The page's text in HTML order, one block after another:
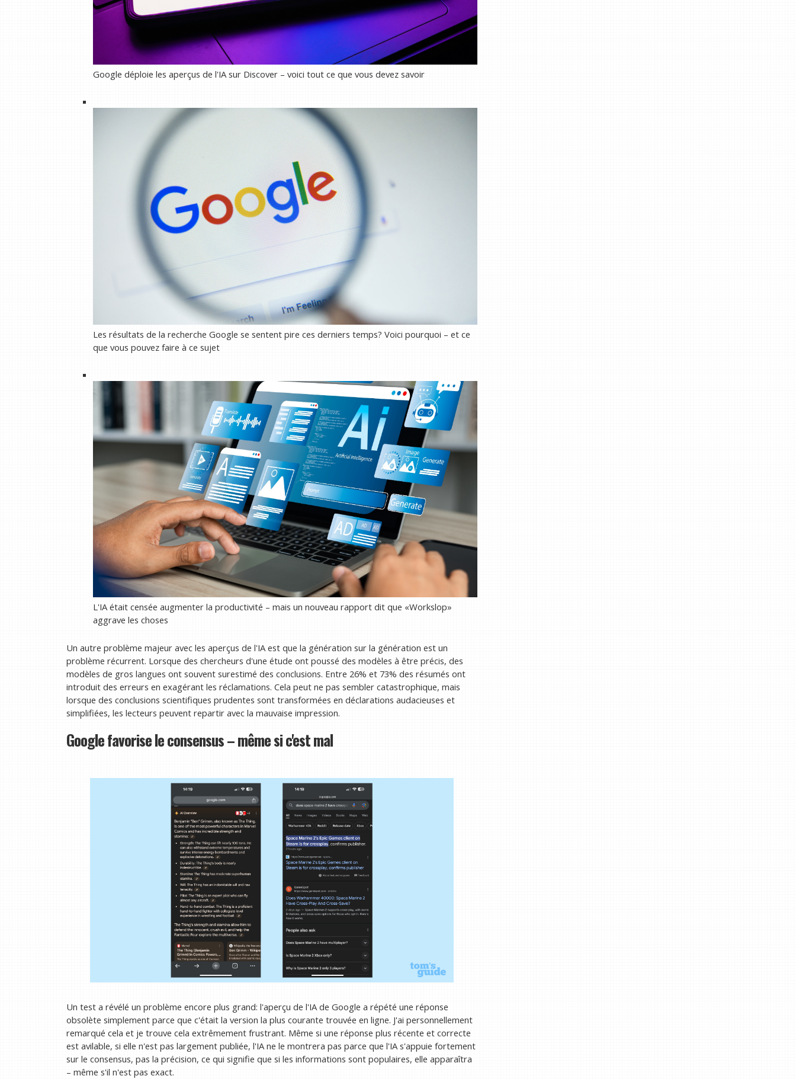
Google déploie les aperçus de l'IA sur Discover – voici tout ce que vous devez savoir
Les résultats de la recherche Google se sentent pire ces derniers temps? Voici pourquoi – et ce
que vous pouvez faire à ce sujet
L'IA était censée augmenter la productivité – mais un nouveau rapport dit que «Workslop»
aggrave les choses
Un autre problème majeur avec les aperçus de l'IA est que la génération sur la génération est un
problème récurrent. Lorsque des chercheurs d'une étude ont poussé des modèles à être précis, des
modèles de gros langues ont souvent surestimé des conclusions. Entre 26% et 73% des résumés ont
introduit des erreurs en exagérant les réclamations. Cela peut ne pas sembler catastrophique, mais
lorsque des conclusions scientifiques prudentes sont transformées en déclarations audacieuses et
simplifiées, les lecteurs peuvent repartir avec la mauvaise impression.
Google favorise le consensus – même si c'est mal
Un test a révélé un problème encore plus grand: l'aperçu de l'IA de Google a répété une réponse
obsolète simplement parce que c'était la version la plus courante trouvée en ligne. J'ai personnellement
remarqué cela et je trouve cela extrêmement frustrant. Même si une réponse plus récente et correcte
est avilable, si elle n'est pas largement publiée, l'IA ne le montrera pas parce que l'IA s'appuie fortement
sur le consensus, pas la précision, ce qui signifie que si les informations sont populaires, elle apparaîtra
– même s'il n'est pas exact.